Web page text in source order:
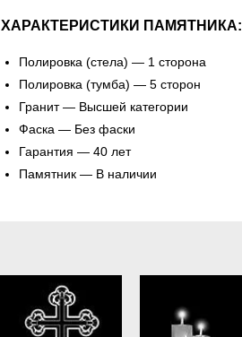
ХАРАКТЕРИСТИКИ ПАМЯТНИКА:
Полировка (стела) — 1 сторона
Полировка (тумба) — 5 сторон
Гранит — Высшей категории
Фаска — Без фаски
Гарантия — 40 лет
Памятник — В наличии